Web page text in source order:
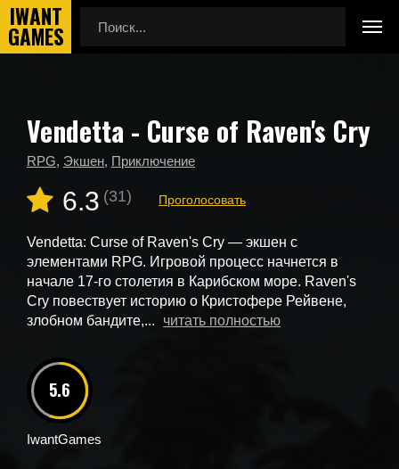
Главная
Новые игры
Vendetta - Curse of Raven's Cry
RPG, Экшен, Приключение
6.3 (31) Проголосовать
Vendetta: Curse of Raven's Cry — экшен с
элементами RPG. Игровой процесс начнется в
начале 17-го столетия в Карибском море. Raven's
Cry повествует историю о Кристофере Рейвене,
злобном бандите,...
читать полностью
5.6
IwantGames